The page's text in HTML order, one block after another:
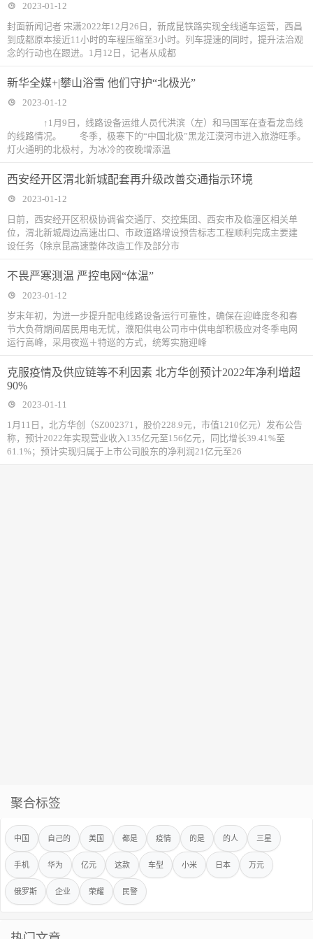
2023-01-12
封面新闻记者 宋潇2022年12月26日，新成昆铁路实现全线通车运营，西昌
到成都原本接近11小时的车程压缩至3小时。列车提速的同时，提升法治观
念的行动也在跟进。1月12日，记者从成都
新华全媒+|攀山浴雪 他们守护“北极光”
2023-01-12
↑1月9日，线路设备运维人员代洪滨（左）和马国军在查看龙岛线
的线路情况。 冬季，极寒下的“中国北极”黑龙江漠河市进入旅游旺季。
灯火通明的北极村，为冰冷的夜晚增添温
西安经开区渭北新城配套再升级改善交通指示环境
2023-01-12
日前，西安经开区积极协调省交通厅、交控集团、西安市及临潼区相关单
位，渭北新城周边高速出口、市政道路增设预告标志工程顺利完成主要建
设任务（除京昆高速整体改造工作及部分市
不畏严寒测温 严控电网“体温”
2023-01-12
岁末年初，为进一步提升配电线路设备运行可靠性，确保在迎峰度冬和春
节大负荷期间居民用电无忧，濮阳供电公司市中供电部积极应对冬季电网
运行高峰，采用夜巡＋特巡的方式，统筹实施迎峰
克服疫情及供应链等不利因素 北方华创预计2022年净利增超
90%
2023-01-11
1月11日，北方华创（SZ002371，股价228.9元，市值1210亿元）发布公告
称，预计2022年实现营业收入135亿元至156亿元，同比增长39.41%至
61.1%；预计实现归属于上市公司股东的净利润21亿元至26
聚合标签
中国 自己的 美国 都是 疫情 的是 的人 三星
手机 华为 亿元 这款 车型 小米 日本 万元
俄罗斯 企业 荣耀 民警